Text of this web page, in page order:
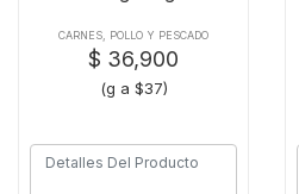
CARNES, POLLO Y PESCADO
$ 36,900
(g a $37)